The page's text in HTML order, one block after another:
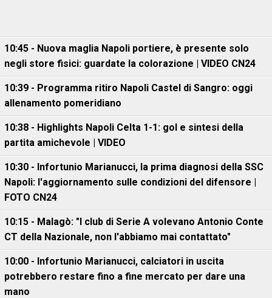
10:45 - Nuova maglia Napoli portiere, è presente solo
negli store fisici: guardate la colorazione | VIDEO CN24
10:39 - Programma ritiro Napoli Castel di Sangro: oggi
allenamento pomeridiano
10:38 - Highlights Napoli Celta 1-1: gol e sintesi della
partita amichevole | VIDEO
10:30 - Infortunio Marianucci, la prima diagnosi della SSC
Napoli: l'aggiornamento sulle condizioni del difensore |
FOTO CN24
10:15 - Malagò: "I club di Serie A volevano Antonio Conte
CT della Nazionale, non l'abbiamo mai contattato"
10:00 - Infortunio Marianucci, calciatori in uscita
potrebbero restare fino a fine mercato per dare una
mano